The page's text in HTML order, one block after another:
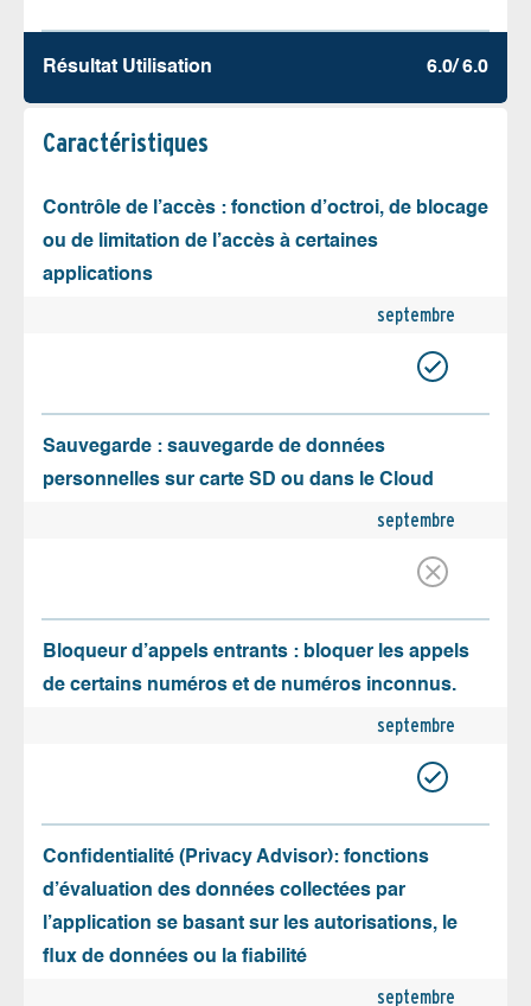
Résultat Utilisation 6.0/ 6.0
Caractéristiques
Contrôle de l’accès : fonction d’octroi, de blocage
ou de limitation de l’accès à certaines
applications
septembre
Sauvegarde : sauvegarde de données
personnelles sur carte SD ou dans le Cloud
septembre
Bloqueur d’appels entrants : bloquer les appels
de certains numéros et de numéros inconnus.
septembre
Confidentialité (Privacy Advisor): fonctions
d’évaluation des données collectées par
l’application se basant sur les autorisations, le
flux de données ou la fiabilité
septembre